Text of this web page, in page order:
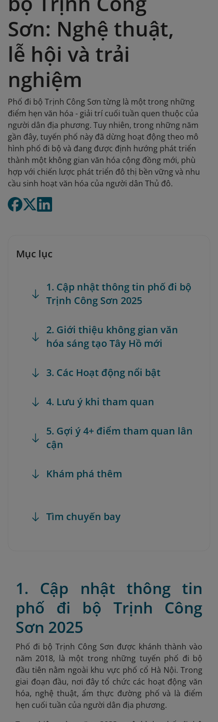
Sơn: Nghệ thuật,
lễ hội và trải
nghiệm
Phố đi bộ Trịnh Công Sơn từng là một trong những
điểm hẹn văn hóa - giải trí cuối tuần quen thuộc của
người dân địa phương. Tuy nhiên, trong những năm
gần đây, tuyến phố này đã dừng hoạt động theo mô
hình phố đi bộ và đang được định hướng phát triển
thành một không gian văn hóa cộng đồng mới, phù
hợp với chiến lược phát triển đô thị bền vững và nhu
cầu sinh hoạt văn hóa của người dân Thủ đô.
Mục lục
1. Cập nhật thông tin phố đi bộ
Trịnh Công Sơn 2025
2. Giới thiệu không gian văn
hóa sáng tạo Tây Hồ mới
3. Các Hoạt động nổi bật
4. Lưu ý khi tham quan
5. Gợi ý 4+ điểm tham quan lân
cận
Khám phá thêm
Tìm chuyến bay
1. Cập nhật thông tin
phố đi bộ Trịnh Công
Sơn 2025
Phố đi bộ Trịnh Công Sơn được khánh thành vào
năm 2018, là một trong những tuyến phố đi bộ
đầu tiên nằm ngoài khu vực phố cổ Hà Nội. Trong
giai đoạn đầu, nơi đây tổ chức các hoạt động văn
hóa, nghệ thuật, ẩm thực đường phố và là điểm
hẹn cuối tuần của người dân địa phương.